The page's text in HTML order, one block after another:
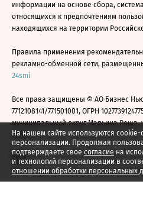
На нашем сайте используются
персонализации. Продолжая
подтверждаете свое согласие на
и технологий персонализации в
отношении обработки персональных
информации на основе сбора,
относящихся к предпочтениям
находящихся на территории
Правила применения
рекламно-обменной сети,
24smi
Все права защищены © АО Бизнес
7712108141/771501001, ОГРН
муниципальный округ Марьина Роща,
2026